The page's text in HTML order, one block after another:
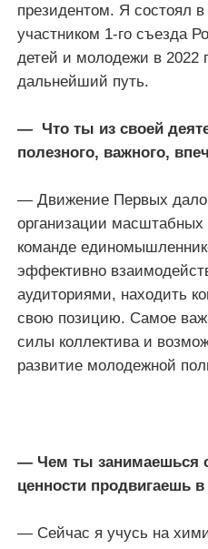
президентом. Я состоял
участником 1-го съезда
детей и молодежи в 2022
дальнейший путь.
— Что ты из своей
полезного, важного,
— Движение Первых
организации масштабных
команде
эффективно
аудиториями, находить
свою позицию. Самое
силы коллектива и
развитие молодежной
— Чем ты занимаешься
ценности продвигаешь в
— Сейчас я учусь на